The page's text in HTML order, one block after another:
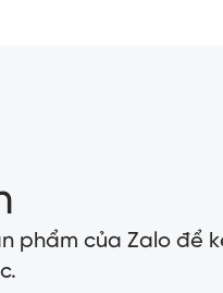
phẩm của Zalo để